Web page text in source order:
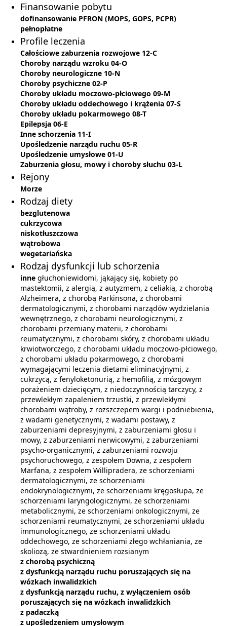
Finansowanie pobytu
dofinansowanie PFRON (MOPS, GOPS, PCPR)
pełnopłatne
Profile leczenia
Całościowe zaburzenia rozwojowe 12-C
Choroby narządu wzroku 04-O
Choroby neurologiczne 10-N
Choroby psychiczne 02-P
Choroby układu moczowo-płciowego 09-M
Choroby układu oddechowego i krążenia 07-S
Choroby układu pokarmowego 08-T
Epilepsja 06-E
Inne schorzenia 11-I
Upośledzenie narządu ruchu 05-R
Upośledzenie umysłowe 01-U
Zaburzenia głosu, mowy i choroby słuchu 03-L
Rejony
Morze
Rodzaj diety
bezglutenowa
cukrzycowa
niskotłuszczowa
wątrobowa
wegetariańska
Rodzaj dysfunkcji lub schorzenia
inne głuchoniewidomi, jąkający się, kobiety po
mastektomii, z alergią, z autyzmem, z celiakią, z chorobą
Alzheimera, z chorobą Parkinsona, z chorobami
dermatologicznymi, z chorobami narządów wydzielania
wewnętrznego, z chorobami neurologicznymi, z
chorobami przemiany materii, z chorobami
reumatycznymi, z chorobami skóry, z chorobami układu
krwiotworczego, z chorobami układu moczowo-płciowego,
z chorobami układu pokarmowego, z chorobami
wymagającymi leczenia dietami eliminacyjnymi, z
cukrzycą, z fenyloketonurią, z hemofilią, z mózgowym
porażeniem dziecięcym, z niedoczynnością tarczycy, z
przewlekłym zapaleniem trzustki, z przewlekłymi
chorobami wątroby, z rozszczepem wargi i podniebienia,
z wadami genetycznymi, z wadami postawy, z
zaburzeniami depresyjnymi, z zaburzeniami głosu i
mowy, z zaburzeniami nerwicowymi, z zaburzeniami
psycho-organicznymi, z zaburzeniami rozwoju
psychoruchowego, z zespołem Downa, z zespołem
Marfana, z zespołem Willipradera, ze schorzeniami
dermatologicznymi, ze schorzeniami
endokrynologicznymi, ze schorzeniami kręgosłupa, ze
schorzeniami laryngologicznymi, ze schorzeniami
metabolicznymi, ze schorzeniami onkologicznymi, ze
schorzeniami reumatycznymi, ze schorzeniami układu
immunologicznego, ze schorzeniami układu
oddechowego, ze schorzeniami złego wchłaniania, ze
skoliozą, ze stwardnieniem rozsianym
z chorobą psychiczną
z dysfunkcją narządu ruchu poruszających się na
wózkach inwalidzkich
z dysfunkcją narządu ruchu, z wyłączeniem osób
poruszających się na wózkach inwalidzkich
z padaczką
z upośledzeniem umysłowym